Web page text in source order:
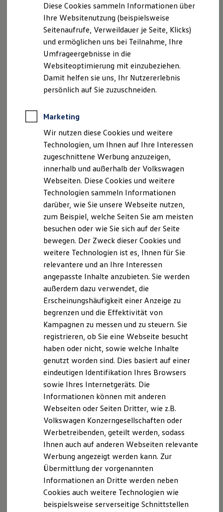
Behörden
Direktkunden
Sonderfahrzeuge
Anpfiff zum Gewinn
Elektromobilität
Elektroautos
ID. Tutorials
Elektrofahrzeugkonzepte
ID. EVERY1
Reichweite
Rekuperation
Laden unterwegs
Laden Zuhause
Ladestationen finden
Ladezeitensimulator
Batterie
Sicherheit
Nachhaltigkeit
Technologie
Kosten und Kauf
Verbrauchskosten
Kaufoptionen
E-Auto-Förderung
Software und Konnektivität
Die ID. Software 6
ID. Software Versionen und Updates
Digitale Extras
Schnittstellen zu Ihrem ID.
Marke und Erlebnis
Volkswagen R und R Experience
R-Modelle
R Experience
Driving Experience
Volkswagen entdecken
Werkbesichtigung
Lifestyle Shop
T-Roc Kollektion
Golf Kollektion
Volkswagen Kollektion
R-Kollektion
GTI Kollektion
Fußball Drop
we drive football
#wedriveproud
Besitzer und Service
myVolkswagen
Software Updates
Service und Ersatzteile
Inspektion und HU/AU
Der neue ID. Polo
Ab 24.995,00 € inkl. MwSt.
Begeistert. Der neue
vollelektrische ID. Cross Trend
Ab 27.995,00 € inkl. MwSt.
Die Ausstattungslinie Trend ist voraussichtlich ab
Mitte Oktober 2026 bestellbar.
ID. Cross konfigurieren
Diese Cookies sammeln Informationen über
Ihre Websitenutzung (beispielsweise
Seitenaufrufe, Verweildauer je Seite, Klicks)
und ermöglichen uns bei Teilnahme, Ihre
Umfrageergebnisse in die
Websiteoptimierung mit einzubeziehen.
Damit helfen sie uns, Ihr Nutzererlebnis
persönlich auf Sie zuzuschneiden.
Marketing
Wir nutzen diese Cookies und weitere
Technologien, um Ihnen auf Ihre Interessen
zugeschnittene Werbung anzuzeigen,
innerhalb und außerhalb der Volkswagen
Webseiten. Diese Cookies und weitere
Technologien sammeln Informationen
darüber, wie Sie unsere Webseite nutzen,
zum Beispiel, welche Seiten Sie am meisten
besuchen oder wie Sie sich auf der Seite
bewegen. Der Zweck dieser Cookies und
weitere Technologien ist es, Ihnen für Sie
relevantere und an Ihre Interessen
angepasste Inhalte anzubieten. Sie werden
außerdem dazu verwendet, die
Erscheinungshäufigkeit einer Anzeige zu
begrenzen und die Effektivität von
Kampagnen zu messen und zu steuern. Sie
registrieren, ob Sie eine Webseite besucht
haben oder nicht, sowie welche Inhalte
genutzt worden sind. Dies basiert auf einer
eindeutigen Identifikation Ihres Browsers
sowie Ihres Internetgeräts. Die
Informationen können mit anderen
Webseiten oder Seiten Dritter, wie z.B.
Volkswagen Konzerngesellschaften oder
Werbetreibenden, geteilt werden, sodass
Ihnen auch auf anderen Webseiten relevante
Werbung angezeigt werden kann. Zur
Übermittlung der vorgenannten
Informationen an Dritte werden neben
Cookies auch weitere Technologien wie
beispielsweise serverseitige Schnittstellen